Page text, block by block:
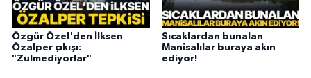
Özgür Özel'den İlksen
Özalper çıkışı:
"Zulmediyorlar"
Sıcaklardan bunalan
Manisalılar buraya akın
ediyor!